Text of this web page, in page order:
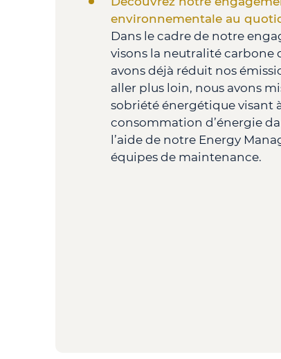
environnementale au
Dans le cadre de notre
visons la neutralité carbone
avons déjà réduit nos
aller plus loin, nous avons
sobriété énergétique visant
consommation d’énergie
l’aide de notre Energy
équipes de maintenance.